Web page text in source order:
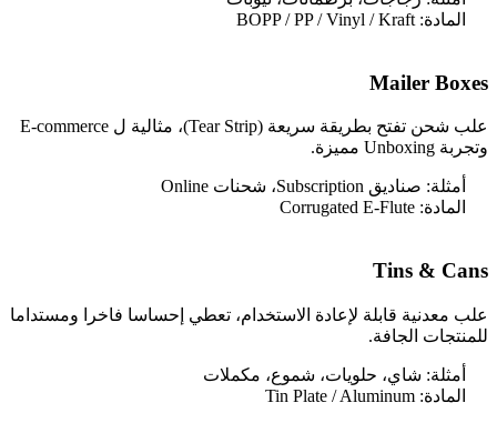
المادة: BOPP / PP / Vinyl / Kraft
Mailer Boxes
علب شحن تفتح بطريقة سريعة (Tear Strip)، مثالية ل E-commerce
وتجربة Unboxing مميزة.
أمثلة: صناديق Subscription، شحنات Online
المادة: Corrugated E-Flute
Tins & Cans
علب معدنية قابلة لإعادة الاستخدام، تعطي إحساسا فاخرا ومستداما
للمنتجات الجافة.
أمثلة: شاي، حلويات، شموع، مكملات
المادة: Tin Plate / Aluminum